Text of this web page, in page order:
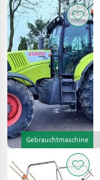
Gebrauchtmaschine